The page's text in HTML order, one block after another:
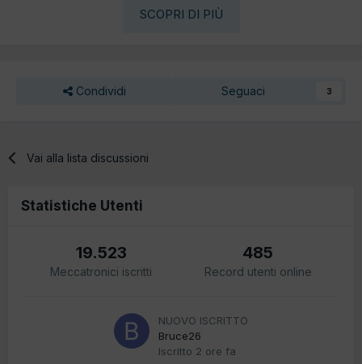
SCOPRI DI PIÙ
Condividi Seguaci 3
Vai alla lista discussioni
Statistiche Utenti
19.523
Meccatronici iscritti
485
Record utenti online
NUOVO ISCRITTO
Bruce26
Iscritto 2 ore fa